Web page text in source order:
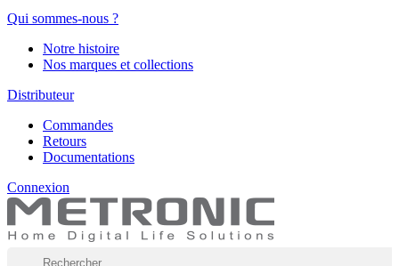
Qui sommes-nous ?
Notre histoire
Nos marques et collections
Distributeur
Commandes
Retours
Documentations
Connexion